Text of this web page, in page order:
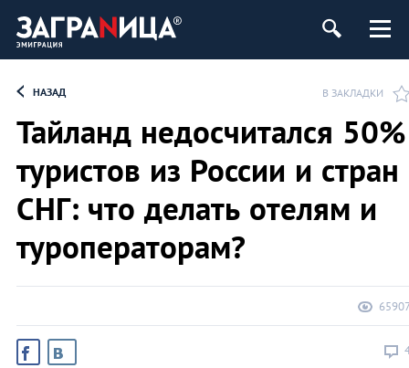
НАЗАД В ЗАКЛАДКИ
Тайланд недосчитался 50%
туристов из России и стран
СНГ: что делать отелям и
туроператорам?